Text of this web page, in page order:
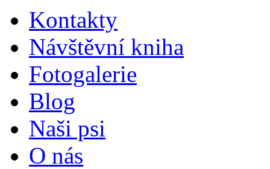
Kontakty
Návštěvní kniha
Fotogalerie
Blog
Naši psi
O nás